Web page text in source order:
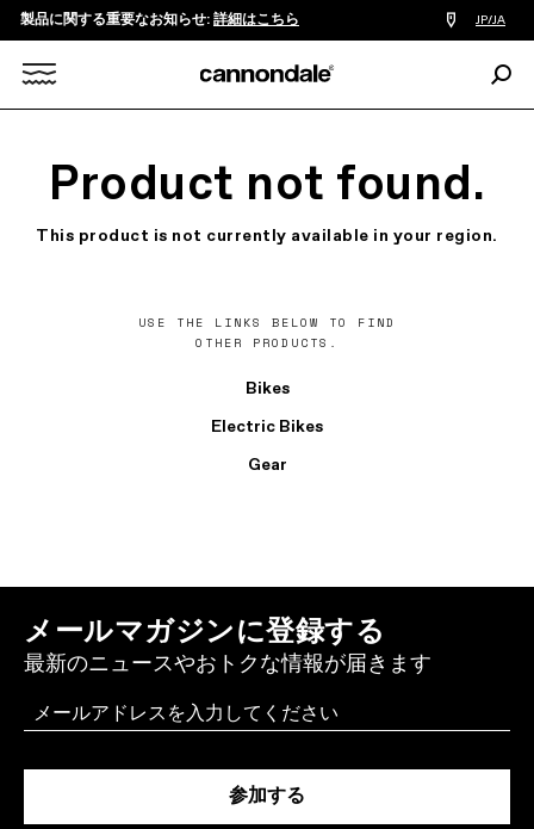
製品に関する重要なお知らせ:詳細はこちら
販
売
JP/JA
検
Product not found.
This product is not currently available in your region.
USE THE LINKS BELOW TO FIND
OTHER PRODUCTS.
Bikes
Electric Bikes
Gear
メールマガジンに登録する
最新のニュースやおトクな情報が届きます
Email
参加する